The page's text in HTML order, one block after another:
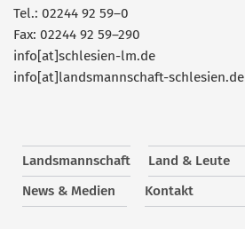
Tel.: 02244 92 59–0
Fax: 02244 92 59–290
info[at]schlesien-lm.de
info[at]landsmannschaft-schlesien.de
Landsmannschaft Land & Leute
News & Medien
Kontakt